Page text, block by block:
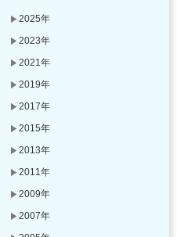
2025年
2023年
2021年
2019年
2017年
2015年
2013年
2011年
2009年
2007年